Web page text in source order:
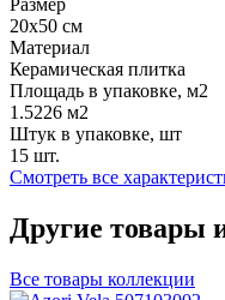
20x50 см
Материал
Керамическая плитка
Площадь в упаковке, м2
1.5226 м2
Штук в упаковке, шт
15 шт.
Смотреть все
Другие товары
Все товары коллекции